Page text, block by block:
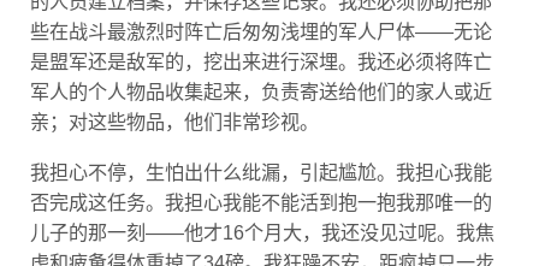
些在战斗最激烈时阵亡后匆匆浅埋的军人尸体——无论
是盟军还是敌军的，挖出来进行深埋。我还必须将阵亡
军人的个人物品收集起来，负责寄送给他们的家人或近
亲；对这些物品，他们非常珍视。
我担心不停，生怕出什么纰漏，引起尴尬。我担心我能
否完成这任务。我担心我能不能活到抱一抱我那唯一的
儿子的那一刻——他才16个月大，我还没见过呢。我焦
虑和疲惫得体重掉了34磅。我狂躁不安，距疯掉只一步